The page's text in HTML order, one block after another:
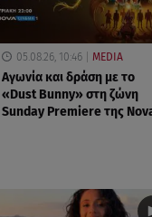
05.08.26, 10:46 MEDIA
Αγωνία και δράση με το
«Dust Bunny» στη ζώνη
Sunday Premiere της